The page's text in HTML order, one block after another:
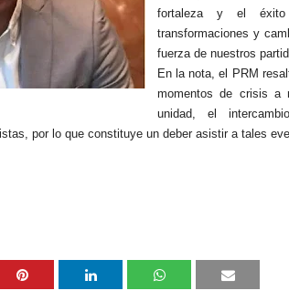
fortaleza y el
transformaciones y
fuerza de nuestros
En la nota, el PRM
momentos de crisis a
unidad, el
por lo que constituye un deber asistir a tales